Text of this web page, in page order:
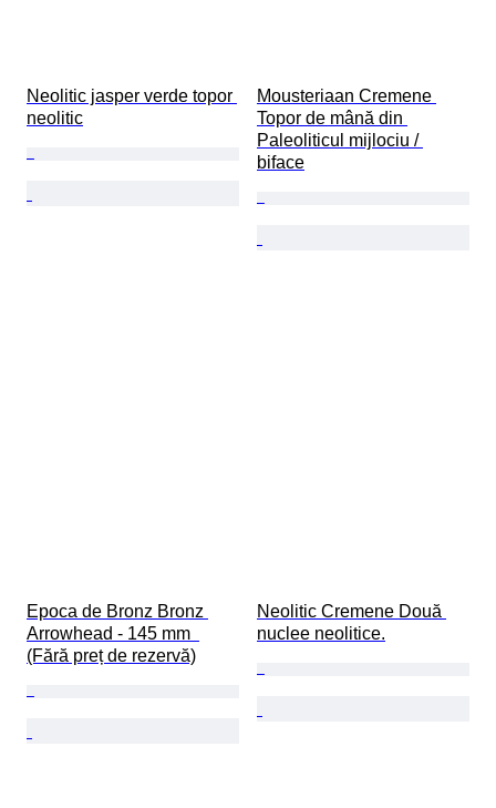
Neolitic jasper verde topor
neolitic
Mousteriaan Cremene
Topor de mână din
Paleoliticul mijlociu /
biface
Epoca de Bronz Bronz
Arrowhead - 145 mm
(Fără preț de rezervă)
Neolitic Cremene Două
nuclee neolitice.